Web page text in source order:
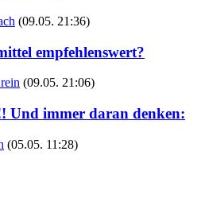
(09.05. 21:36)
empfehlenswert?
(09.05. 21:06)
Und immer daran denken:
(05.05. 11:28)